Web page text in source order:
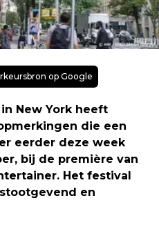
op Google
New York heeft
die een
eerder deze week
bij de première van
Het festival
en